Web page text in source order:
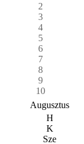
2
3
4
5
6
7
8
9
10
Augusztus
H
K
Sze